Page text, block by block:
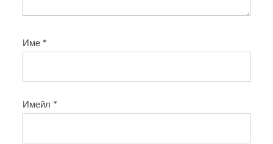
Име *
Имейл *